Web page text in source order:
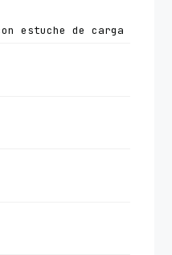
estuche de carga